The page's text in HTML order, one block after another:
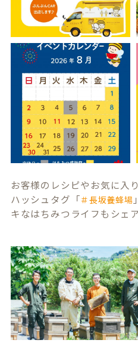
お客様のレシピやお気に入
ハッシュタグ「＃長坂養蜂場
キなはちみつライフもシェ